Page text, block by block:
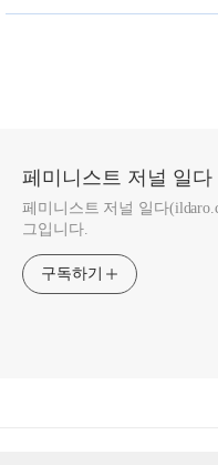
‘친권’ 관련규정들 어떻게
페미니스트 저널 일다
페미니스트 저널 일다
그입니다.
구독하기